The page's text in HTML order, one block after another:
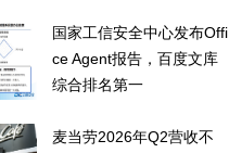
国家工信安全中心发布Offi
ce Agent报告，百度文库
综合排名第一
麦当劳2026年Q2营收不